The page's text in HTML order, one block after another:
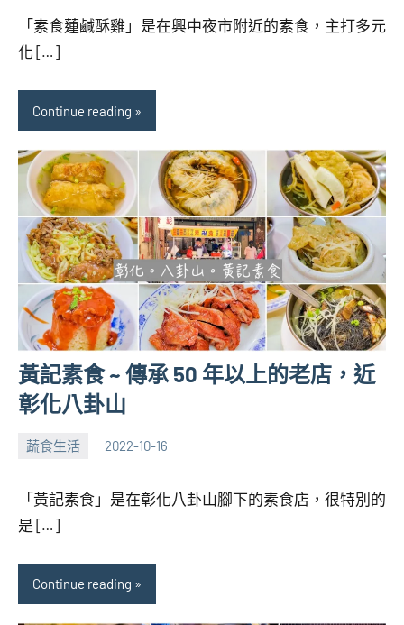
芋「素食蓮鹹酥雞」是在興中夜市附近的素食，主打多元
化 […]
Continue reading
黃記素食 ~ 傳承 50 年以上的老店，近
彰化八卦山
蔬食生活 2022-10-16
張
芋
No
「黃記素食」是在彰化八卦山腳下的素食店，很特別的
是 […]
Continue reading